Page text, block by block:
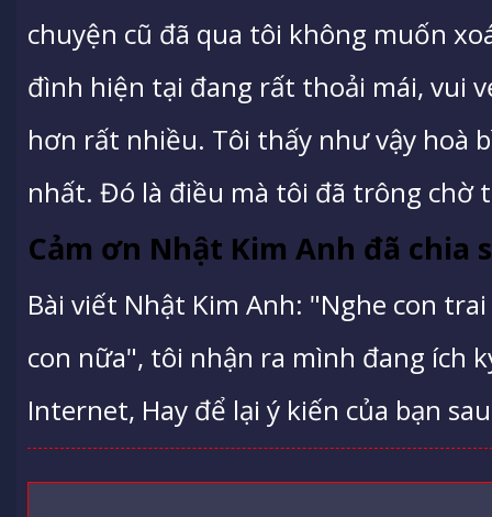
chuyện cũ đã qua tôi không muốn
đình hiện tại đang rất thoải mái, vui
hơn rất nhiều. Tôi thấy như vậy hoà
nhất. Đó là điều mà tôi đã trông chờ
Cảm ơn Nhật Kim Anh đã chia
Bài viết Nhật Kim Anh: "Nghe con
con nữa", tôi nhận ra mình đang ích
Internet, Hay để lại ý kiến của bạn